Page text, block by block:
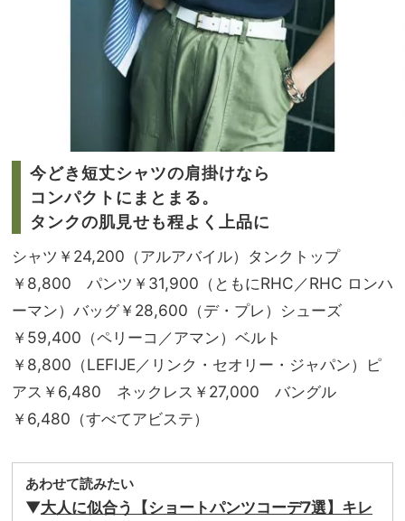
今どき短丈シャツの肩掛けなら
コンパクトにまとまる。
タンクの肌見せも程よく上品に
シャツ￥24,200（アルアバイル）タンクトップ
￥8,800 パンツ￥31,900（ともにRHC／RHC ロンハ
ーマン）バッグ￥28,600（デ・プレ）シューズ
￥59,400（ペリーコ／アマン）ベルト
￥8,800（LEFIJE／リンク・セオリー・ジャパン）ピ
アス￥6,480 ネックレス￥27,000 バングル
￥6,480（すべてアビステ）
あわせて読みたい
▼大人に似合う【ショートパンツコーデ7選】キレ